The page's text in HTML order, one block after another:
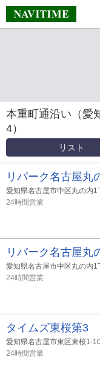
本重町通沿い（愛
4）
リスト
リパーク名古屋丸
愛知県名古屋市中区丸の内1
24時間営業
リパーク名古屋丸
愛知県名古屋市中区丸の内1
24時間営業
タイムズ東桜第3
愛知県名古屋市東区東桜1-
24時間営業